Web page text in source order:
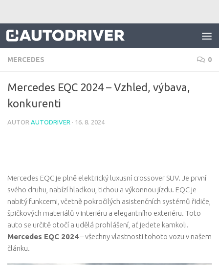
MERCEDES 0
Mercedes EQC 2024 – Vzhled, výbava,
konkurenti
AUTOR AUTODRIVER · 16. 8. 2024
Mercedes EQC je plně elektrický luxusní crossover SUV. Je první
svého druhu, nabízí hladkou, tichou a výkonnou jízdu. EQC je
nabitý funkcemi, včetně pokročilých asistenčních systémů řidiče,
špičkových materiálů v interiéru a elegantního exteriéru. Toto
auto se určitě otočí a udělá prohlášení, ať jedete kamkoli.
Mercedes EQC 2024– všechny vlastnosti tohoto vozu v našem
článku.